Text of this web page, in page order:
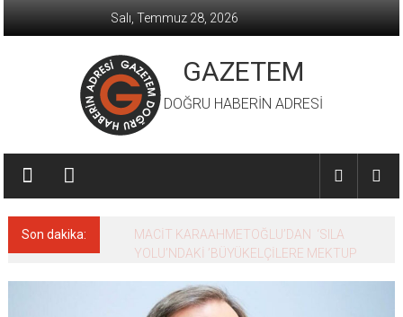
Salı, Temmuz 28, 2026
GAZETEM
DOĞRU HABERİN ADRESİ
Son dakika:
MACİT KARAAHMETOĞLU’DAN ‘SILA
YOLU’NDAKİ ’BÜYÜKELÇİLERE MEKTUP